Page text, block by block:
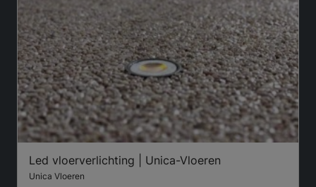
Led vloerverlichting | Unica-Vloeren
Unica Vloeren